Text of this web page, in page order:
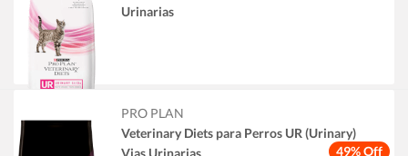
Urinarias
49% Off
PRO PLAN
Veterinary Diets para Perros UR (Urinary)
Vias Urinarias